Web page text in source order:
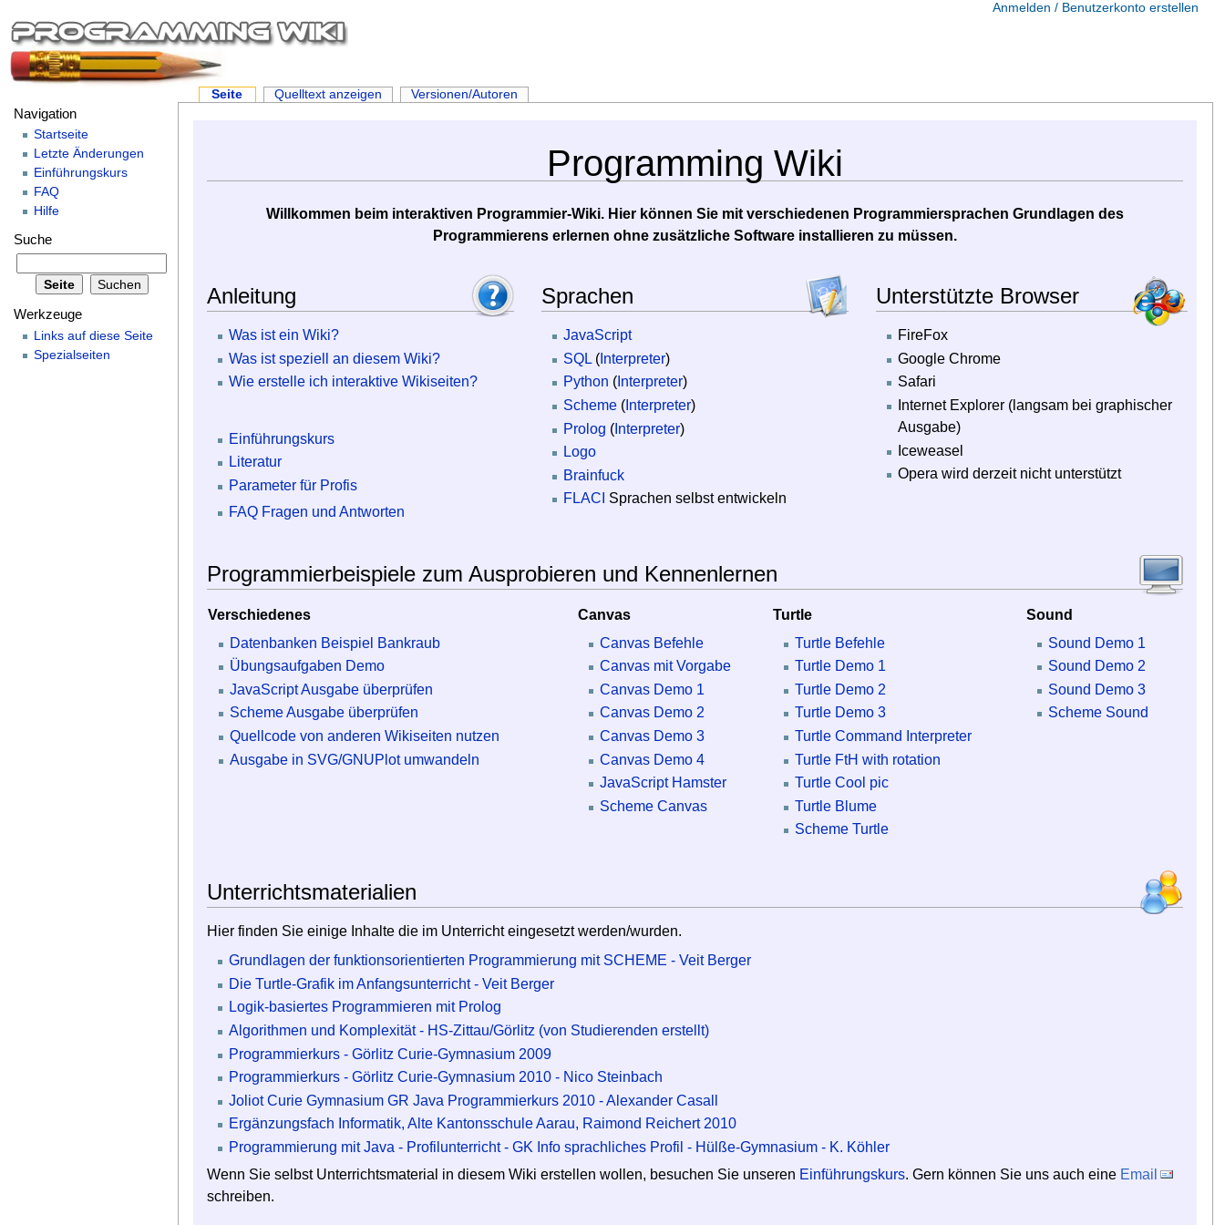
Programming Wiki
Willkommen beim interaktiven Programmier-Wiki. Hier können Sie mit verschiedenen Programmiersprachen Grundlagen des
Programmierens erlernen ohne zusätzliche Software installieren zu müssen.
Anleitung
Was ist ein Wiki?
Was ist speziell an diesem Wiki?
Wie erstelle ich interaktive Wikiseiten?
Einführungskurs
Literatur
Parameter für Profis
FAQ Fragen und Antworten
Sprachen
JavaScript
SQL ( Interpreter)
Python ( Interpreter)
Scheme ( Interpreter)
Prolog ( Interpreter)
Logo
Brainfuck
FLACI Sprachen selbst entwickeln
Unterstützte Browser
FireFox
Google Chrome
Safari
Internet Explorer (langsam bei graphischer
Ausgabe)
Iceweasel
Opera wird derzeit nicht unterstützt
Programmierbeispiele zum Ausprobieren und Kennenlernen
Verschiedenes Canvas Turtle
Sound
Datenbanken Beispiel Bankraub
Übungsaufgaben Demo
JavaScript Ausgabe überprüfen
Scheme Ausgabe überprüfen
Quellcode von anderen Wikiseiten nutzen
Ausgabe in SVG/GNUPlot umwandeln
Canvas Befehle
Canvas mit Vorgabe
Canvas Demo 1
Canvas Demo 2
Canvas Demo 3
Canvas Demo 4
JavaScript Hamster
Scheme Canvas
Turtle Befehle
Turtle Demo 1
Turtle Demo 2
Turtle Demo 3
Turtle Command Interpreter
Turtle FtH with rotation
Turtle Cool pic
Turtle Blume
Scheme Turtle
Sound Demo 1
Sound Demo 2
Sound Demo 3
Scheme Sound
Unterrichtsmaterialien
Hier finden Sie einige Inhalte die im Unterricht eingesetzt werden/wurden.
Grundlagen der funktionsorientierten Programmierung mit SCHEME - Veit Berger
Die Turtle-Grafik im Anfangsunterricht - Veit Berger
Logik-basiertes Programmieren mit Prolog
Algorithmen und Komplexität - HS-Zittau/Görlitz (von Studierenden erstellt)
Programmierkurs - Görlitz Curie-Gymnasium 2009
Programmierkurs - Görlitz Curie-Gymnasium 2010 - Nico Steinbach
Joliot Curie Gymnasium GR Java Programmierkurs 2010 - Alexander Casall
Ergänzungsfach Informatik, Alte Kantonsschule Aarau, Raimond Reichert 2010
Programmierung mit Java - Profilunterricht - GK Info sprachliches Profil - Hülße-Gymnasium - K. Köhler
Wenn Sie selbst Unterrichtsmaterial in diesem Wiki erstellen wollen, besuchen Sie unseren Einführungskurs. Gern können Sie uns auch eine Email
schreiben.
Seite Quelltext anzeigen Versionen/Autoren
Anmelden / Benutzerkonto erstellen
Navigation
Startseite
Letzte Änderungen
Einführungskurs
FAQ
Hilfe
Suche
Werkzeuge
Links auf diese Seite
Spezialseiten